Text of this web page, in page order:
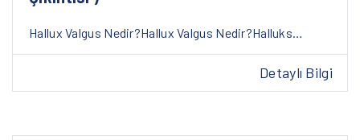
Hallux Valgus Nedir?Hallux Valgus Nedir?Halluks…
Detaylı Bilgi